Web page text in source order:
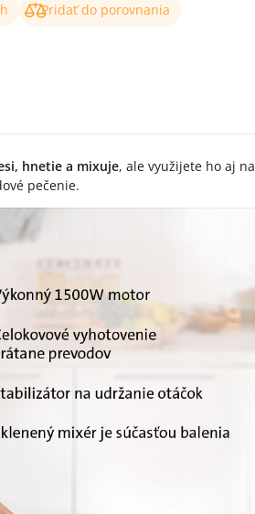
Pridať do porovnania
hnetie a mixuje, ale využijete ho aj na
pečenie.